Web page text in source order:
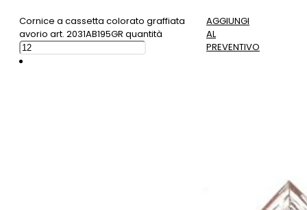
Cornice a cassetta colorato graffiata
avorio art. 2031AB195GR quantità
AGGIUNGI
AL
PREVENTIVO